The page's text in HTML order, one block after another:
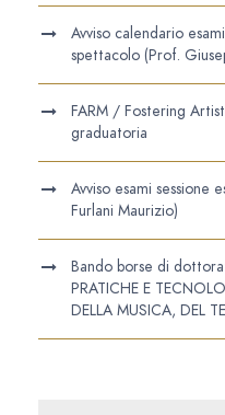
Avviso calendario
spettacolo (Prof.
FARM / Fostering
graduatoria
Avviso esami sessione
Furlani Maurizio)
Bando borse di
PRATICHE E
DELLA MUSICA, DEL